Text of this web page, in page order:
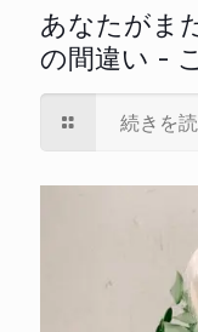
あなたがま
の間違い -
続きを